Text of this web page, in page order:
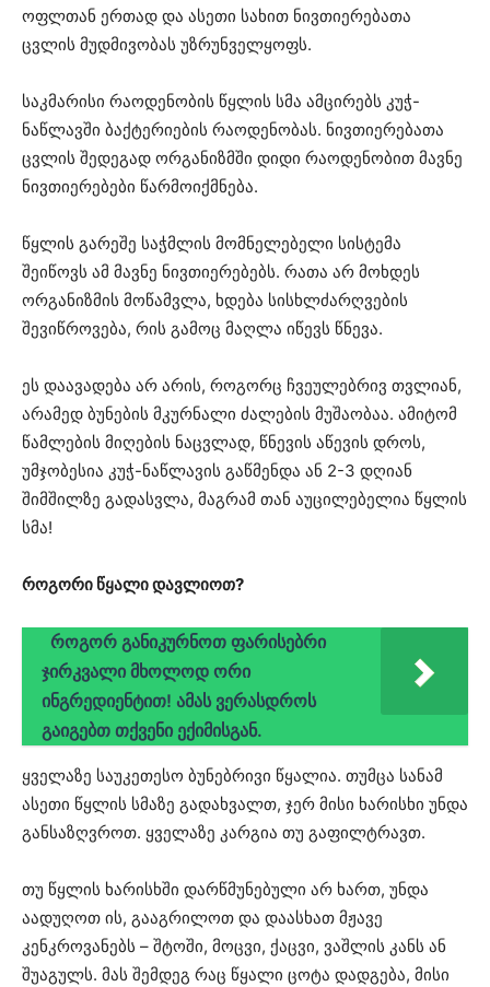
ოფლთან ერთად და ასეთი სახით ნივთიერებათა
ცვლის მუდმივობას უზრუნველყოფს.
საკმარისი რაოდენობის წყლის სმა ამცირებს კუჭ-
ნაწლავში ბაქტერიების რაოდენობას. ნივთიერებათა
ცვლის შედეგად ორგანიზმში დიდი რაოდენობით მავნე
ნივთიერებები წარმოიქმნება.
წყლის გარეშე საჭმლის მომნელებელი სისტემა
შეიწოვს ამ მავნე ნივთიერებებს. რათა არ მოხდეს
ორგანიზმის მოწამვლა, ხდება სისხლძარღვების
შევიწროვება, რის გამოც მაღლა იწევს წნევა.
ეს დაავადება არ არის, როგორც ჩვეულებრივ თვლიან,
არამედ ბუნების მკურნალი ძალების მუშაობაა. ამიტომ
წამლების მიღების ნაცვლად, წნევის აწევის დროს,
უმჯობესია კუჭ-ნაწლავის გაწმენდა ან 2-3 დღიან
შიმშილზე გადასვლა, მაგრამ თან აუცილებელია წყლის
სმა!
როგორი წყალი დავლიოთ?
როგორ განიკურნოთ ფარისებრი
ჯირკვალი მხოლოდ ორი
ინგრედიენტით! ამას ვერასდროს
გაიგებთ თქვენი ექიმისგან.
ყველაზე საუკეთესო ბუნებრივი წყალია. თუმცა სანამ
ასეთი წყლის სმაზე გადახვალთ, ჯერ მისი ხარისხი უნდა
განსაზღვროთ. ყველაზე კარგია თუ გაფილტრავთ.
თუ წყლის ხარისხში დარწმუნებული არ ხართ, უნდა
აადუღოთ ის, გააგრილოთ და დაასხათ მჟავე
კენკროვანებს – შტოში, მოცვი, ქაცვი, ვაშლის კანს ან
შუაგულს. მას შემდეგ რაც წყალი ცოტა დადგება, მისი